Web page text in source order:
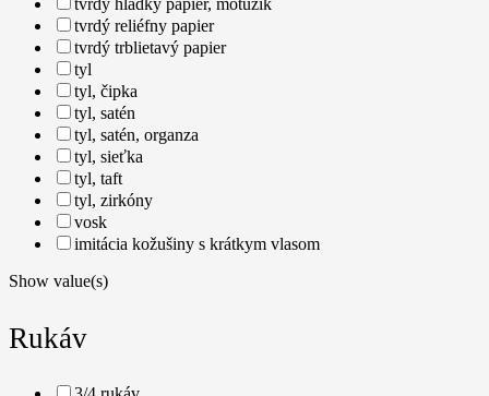
tvrdý hladký papier, motúzik
tvrdý reliéfny papier
tvrdý trblietavý papier
tyl
tyl, čipka
tyl, satén
tyl, satén, organza
tyl, sieťka
tyl, taft
tyl, zirkóny
vosk
imitácia kožušiny s krátkym vlasom
Show value(s)
Rukáv